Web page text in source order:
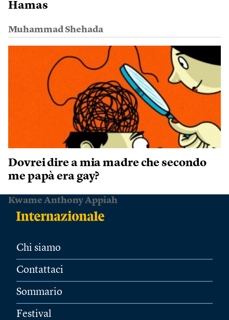
Hamas
Muhammad Shehada
Dovrei dire a mia madre che secondo
me papà era gay?
Kwame Anthony Appiah
Chi siamo
Contattaci
Sommario
Festival